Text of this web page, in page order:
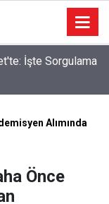
Tehlikesi
Alımında
Önce